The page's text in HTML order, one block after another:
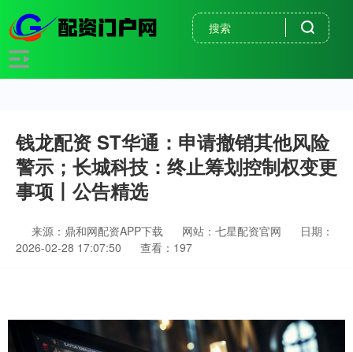
钱龙配资 ST华通：申请撤销其他风险
警示；长城科技：终止筹划控制权变更
事项丨公告精选
来源：鼎和网配资APP下载 网站：七星配资官网
日期：
2026-02-28 17:07:50
查看：197